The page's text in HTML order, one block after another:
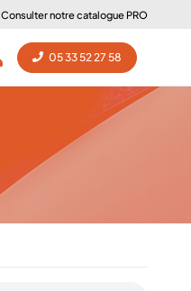
Consulter notre catalogue PRO
05 33 52 27 58